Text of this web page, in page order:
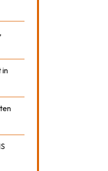
in